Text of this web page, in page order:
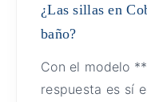
¿Las sillas en
baño?
Con el modelo
respuesta es sí